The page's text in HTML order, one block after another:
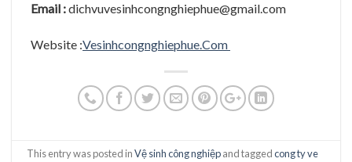
Email :dichvuvesinhcongnghiephue@gmail.com
Website :Vesinhcongnghiephue.Com
This entry was posted inVệ sinh công nghiệpand taggedcong ty ve